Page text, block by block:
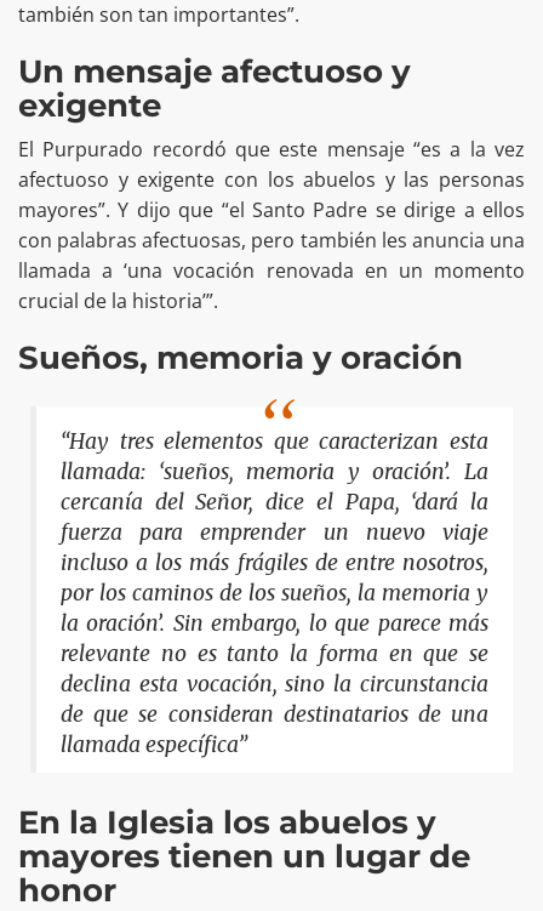
también son tan importantes”.
Un mensaje afectuoso y
exigente
El Purpurado recordó que este mensaje “es a la vez
afectuoso y exigente con los abuelos y las personas
mayores”. Y dijo que “el Santo Padre se dirige a ellos
con palabras afectuosas, pero también les anuncia una
llamada a ‘una vocación renovada en un momento
crucial de la historia’”.
Sueños, memoria y oración
“Hay tres elementos que caracterizan esta
llamada: ‘sueños, memoria y oración’. La
cercanía del Señor, dice el Papa, ‘dará la
fuerza para emprender un nuevo viaje
incluso a los más frágiles de entre nosotros,
por los caminos de los sueños, la memoria y
la oración’. Sin embargo, lo que parece más
relevante no es tanto la forma en que se
declina esta vocación, sino la circunstancia
de que se consideran destinatarios de una
llamada específica”
En la Iglesia los abuelos y
mayores tienen un lugar de
honor